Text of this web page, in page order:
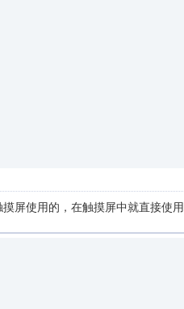
屏使用的，在触摸屏中就直接使